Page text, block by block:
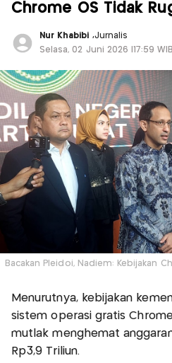
Chrome OS Tidak
Nur Khabibi ,Jurnalis
Selasa, 02 Juni 2026 |17:59 WIB
Bacakan Pleidoi, Nadiem: Kebijakan
Menurutnya, kebijakan
sistem operasi gratis
mutlak menghemat
Rp3,9 Triliun.